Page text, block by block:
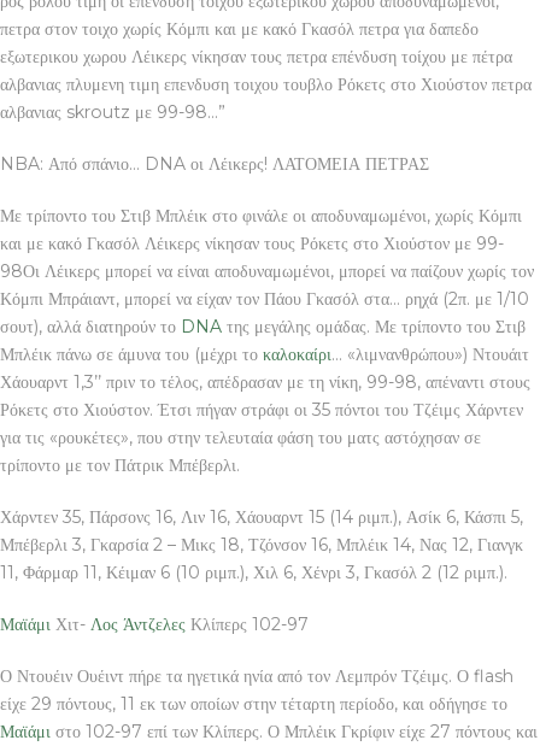
πετρα στον τοιχο χωρίς Κόμπι και με κακό Γκασόλ πετρα για δαπεδο
εξωτερικου χωρου Λέικερς νίκησαν τους πετρα επένδυση τοίχου με πέτρα
αλβανιας πλυμενη τιμη επενδυση τοιχου τουβλο Ρόκετς στο Χιούστον πετρα
αλβανιας skroutz με 99-98…”
NBA: Από σπάνιο… DNA οι Λέικερς! ΛΑΤΟΜΕΙΑ ΠΕΤΡΑΣ
Με τρίποντο του Στιβ Μπλέικ στο φινάλε οι αποδυναμωμένοι, χωρίς Κόμπι
και με κακό Γκασόλ Λέικερς νίκησαν τους Ρόκετς στο Χιούστον με 99-
98Οι Λέικερς μπορεί να είναι αποδυναμωμένοι, μπορεί να παίζουν χωρίς τον
Κόμπι Μπράιαντ, μπορεί να είχαν τον Πάου Γκασόλ στα… ρηχά (2π. με 1/10
σουτ), αλλά διατηρούν το DNA της μεγάλης ομάδας. Με τρίποντο του Στιβ
Μπλέικ πάνω σε άμυνα του (μέχρι το καλοκαίρι… «λιμνανθρώπου») Ντουάιτ
Χάουαρντ 1,3’’ πριν το τέλος, απέδρασαν με τη νίκη, 99-98, απέναντι στους
Ρόκετς στο Χιούστον. Έτσι πήγαν στράφι οι 35 πόντοι του Τζέιμς Χάρντεν
για τις «ρουκέτες», που στην τελευταία φάση του ματς αστόχησαν σε
τρίποντο με τον Πάτρικ Μπέβερλι.
Χάρντεν 35, Πάρσονς 16, Λιν 16, Χάουαρντ 15 (14 ριμπ.), Ασίκ 6, Κάσπι 5,
Μπέβερλι 3, Γκαρσία 2 – Μικς 18, Τζόνσον 16, Μπλέικ 14, Νας 12, Γιανγκ
11, Φάρμαρ 11, Κέιμαν 6 (10 ριμπ.), Χιλ 6, Χένρι 3, Γκασόλ 2 (12 ριμπ.).
Μαϊάμι Χιτ- Λος Άντζελες Κλίπερς 102-97
Ο Ντουέιν Ουέιντ πήρε τα ηγετικά ηνία από τον Λεμπρόν Τζέιμς. Ο flash
είχε 29 πόντους, 11 εκ των οποίων στην τέταρτη περίοδο, και οδήγησε το
Μαϊάμι στο 102-97 επί των Κλίπερς. Ο Μπλέικ Γκρίφιν είχε 27 πόντους και